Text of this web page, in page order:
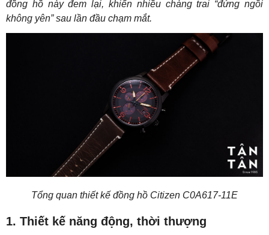
đồng hồ này đem lại, khiến nhiều chàng trai “đứng ngồi
không yên” sau lần đầu chạm mắt.
Tổng quan thiết kế đồng hồ Citizen C0A617-11E
1. Thiết kế năng động, thời thượng